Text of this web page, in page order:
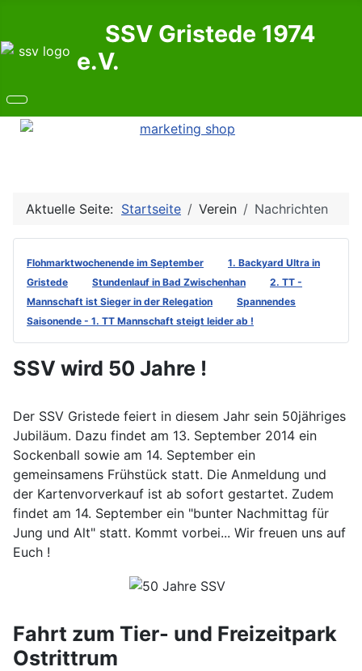
SSV Gristede 1974
e.V.
Aktuelle Seite: Startseite Verein Nachrichten
Flohmarktwochenende im September
1. Backyard Ultra in
Gristede
Stundenlauf in Bad Zwischenhan
2. TT -
Mannschaft ist Sieger in der Relegation
Spannendes
Saisonende - 1. TT Mannschaft steigt leider ab !
SSV wird 50 Jahre !
Der SSV Gristede feiert in diesem Jahr sein 50jähriges
Jubiläum. Dazu findet am 13. September 2014 ein
Sockenball sowie am 14. September ein
gemeinsamens Frühstück statt. Die Anmeldung und
der Kartenvorverkauf ist ab sofort gestartet. Zudem
findet am 14. September ein "bunter Nachmittag für
Jung und Alt" statt. Kommt vorbei... Wir freuen uns auf
Euch !
Fahrt zum Tier- und Freizeitpark
Ostrittrum